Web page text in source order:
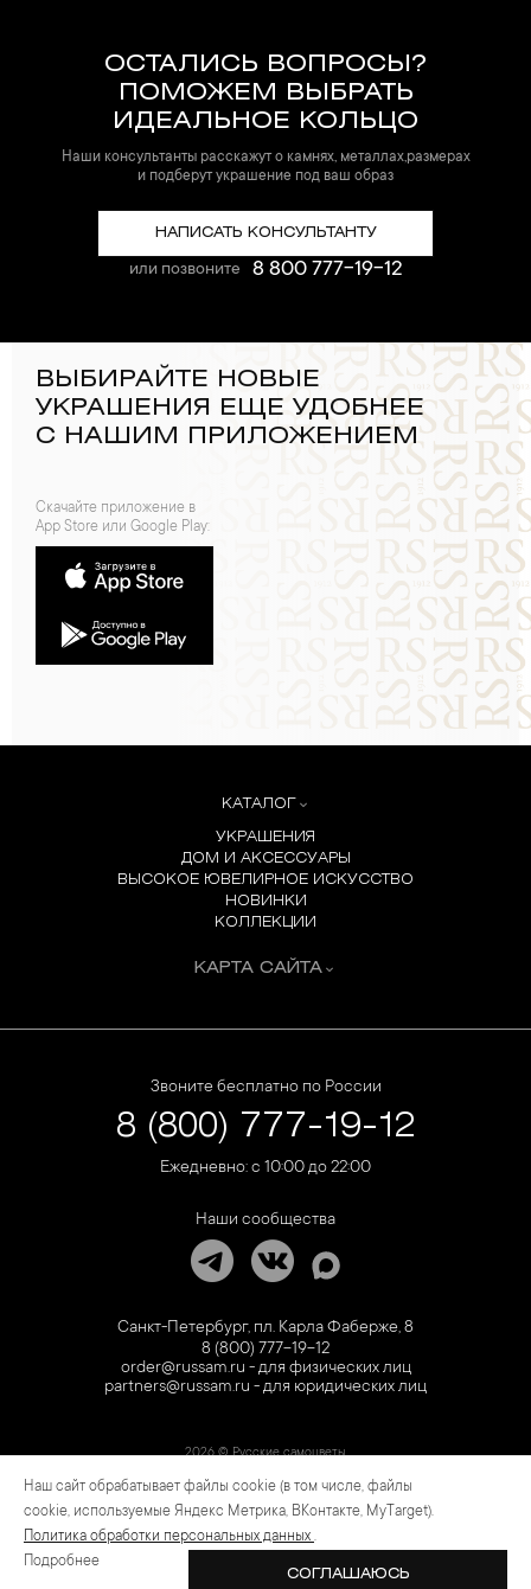
ОСТАЛИСЬ ВОПРОСЫ?
ПОМОЖЕМ ВЫБРАТЬ
ИДЕАЛЬНОЕ КОЛЬЦО
Наши консультанты расскажут о камнях, металлах,размерах
и подберут украшение под ваш образ
НАПИСАТЬ КОНСУЛЬТАНТУ
или позвоните 8 800 777-19-12
ВЫБИРАЙТЕ НОВЫЕ
УКРАШЕНИЯ ЕЩЕ УДОБНЕЕ
С НАШИМ ПРИЛОЖЕНИЕМ
Скачайте приложение в
App Store или Google Play:
КАТАЛОГ
УКРАШЕНИЯ
ДОМ И АКСЕССУАРЫ
ВЫСОКОЕ ЮВЕЛИРНОЕ ИСКУССТВО
НОВИНКИ
КОЛЛЕКЦИИ
КАРТА САЙТА
Звоните бесплатно по России
8 (800) 777-19-12
Ежедневно: с 10:00 до 22:00
Наши сообщества
Санкт-Петербург, пл. Карла Фаберже, 8
8 (800) 777-19-12
order@russam.ru - для физических лиц
partners@russam.ru - для юридических лиц
2026 © Русские самоцветы
Предложение не является публичной офертой. Цены на сайте и в розничной сети
могут отличаться. Информация на сайте о товаре носит рекламный характер и
расценивается как приглашение делать оферты на основании п.1 ст. 437
Гражданского кодекса РФ.
Наш сайт обрабатывает файлы cookie (в том числе, файлы
cookie, используемые Яндекс Метрика, ВКонтакте, MyTarget).
Политика обработки персональных данных .
Подробнее
СОГЛАШАЮСЬ